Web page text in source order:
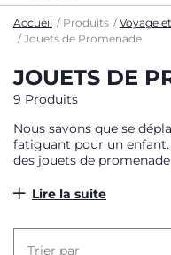
Accueil Produits Voyage
Jouets de Promenade
JOUETS DE
9 Produits
Nous savons que se
fatiguant pour un enfant.
des jouets de
Lire la suite
Trier par